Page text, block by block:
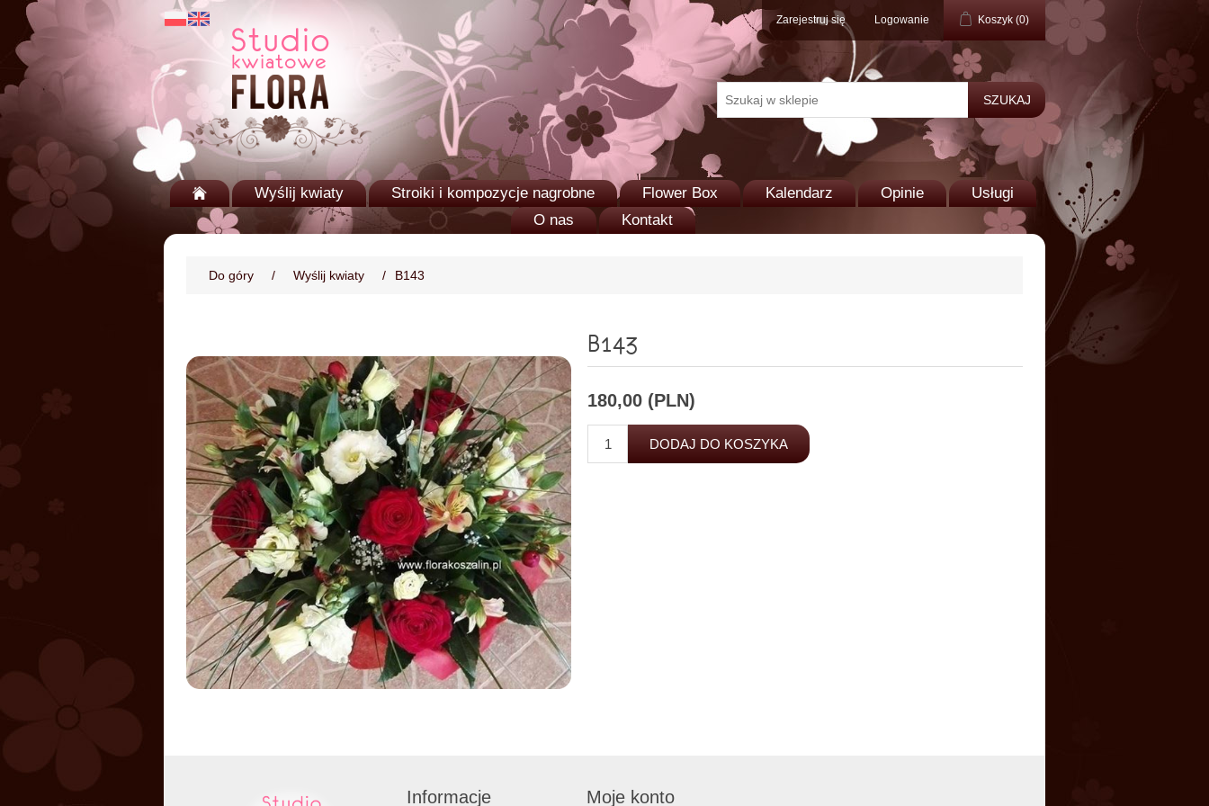
Zarejestruj się Logowanie Koszyk (0)
Wyślij kwiaty Stroiki i kompozycje nagrobne Flower Box Kalendarz Opinie
Usługi
O nas
Kontakt
Do góry / Wyślij kwiaty / B143
B143
180,00 (PLN)
Informacje Moje konto